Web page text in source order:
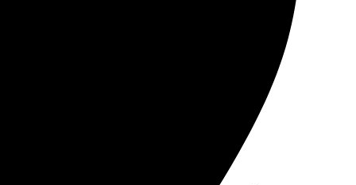
фото не вызвали затруднений. Получил
то особенное.